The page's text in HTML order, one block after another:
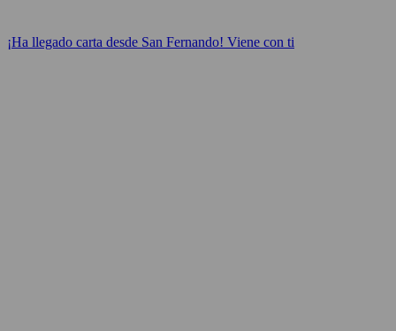
¡Ha llegado carta desde San Fernando! Viene con ti